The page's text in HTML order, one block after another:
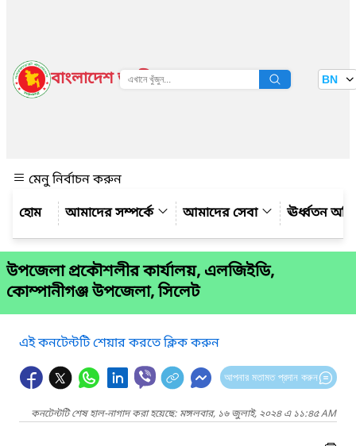
বাংলাদেশ জাতীয় তথ্য বাতায়ন BN
মেনু নির্বাচন করুন
আমাদের সম্পর্কে
আমাদের সেবা ঊর্ধ্বতন
উপজেলা প্রকৌশলীর কার্যালয়, এলজিইডি,
কোম্পানীগঞ্জ উপজেলা, সিলেট
এই কনটেন্টটি শেয়ার করতে ক্লিক করুন
আপনার মতামত প্রদান করুন
কনটেন্টটি শেষ হাল-নাগাদ করা হয়েছে: মঙ্গলবার, ১৬ জুলাই, ২০২৪ এ ১১:৪৫ AM